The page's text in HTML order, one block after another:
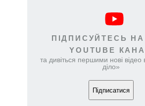
ПІДПИСУЙТЕСЬ
YOUTUBE
та дивіться першими нові відео
діло»
Підписатися